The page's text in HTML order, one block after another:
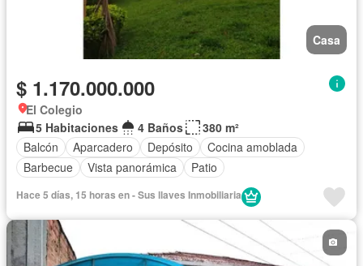
Casa
$ 1.170.000.000
El Colegio
5 Habitaciones
4 Baños
380 m²
Balcón
Aparcadero Depósito
Cocina amoblada
Barbecue
Vista panorámica Patio
Hace 5 días, 15 horas en - Sus llaves Inmobiliaria